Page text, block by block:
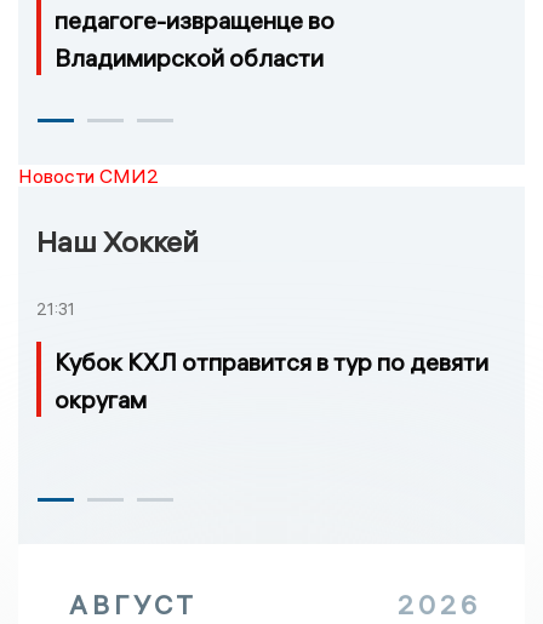
педагоге-извращенце во
Владимирской области
Новости СМИ2
Наш Хоккей
21:31
Кубок КХЛ отправится в тур по девяти
округам
АВГУСТ 2026